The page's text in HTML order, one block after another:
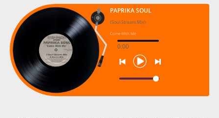
PAPRIKA SOUL
(Soul Stream Mix)
Come With Me
0:00